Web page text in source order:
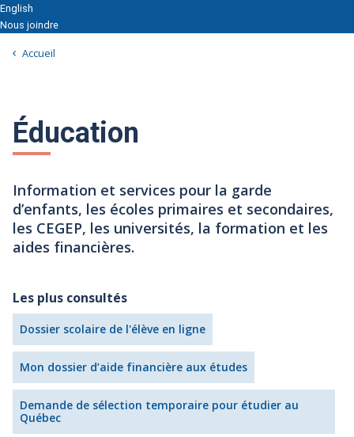
English
Nous joindre
Accueil
Éducation
Information et services pour la garde
d’enfants, les écoles primaires et secondaires,
les CEGEP, les universités, la formation et les
aides financières.
Les plus consultés
Dossier scolaire de l'élève en ligne
Mon dossier d’aide financière aux études
Demande de sélection temporaire pour étudier au
Québec